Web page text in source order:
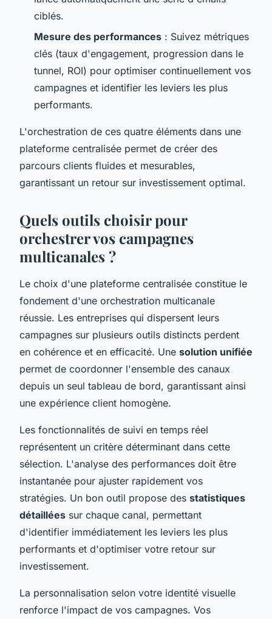
ciblés.
Mesure des performances : Suivez métriques
clés (taux d'engagement, progression dans le
tunnel, ROI) pour optimiser continuellement vos
campagnes et identifier les leviers les plus
performants.
L'orchestration de ces quatre éléments dans une
plateforme centralisée permet de créer des
parcours clients fluides et mesurables,
garantissant un retour sur investissement optimal.
Quels outils choisir pour
orchestrer vos campagnes
multicanales ?
Le choix d'une plateforme centralisée constitue le
fondement d'une orchestration multicanale
réussie. Les entreprises qui dispersent leurs
campagnes sur plusieurs outils distincts perdent
en cohérence et en efficacité. Une solution unifiée
permet de coordonner l'ensemble des canaux
depuis un seul tableau de bord, garantissant ainsi
une expérience client homogène.
Les fonctionnalités de suivi en temps réel
représentent un critère déterminant dans cette
sélection. L'analyse des performances doit être
instantanée pour ajuster rapidement vos
stratégies. Un bon outil propose des statistiques
détaillées sur chaque canal, permettant
d'identifier immédiatement les leviers les plus
performants et d'optimiser votre retour sur
investissement.
La personnalisation selon votre identité visuelle
renforce l'impact de vos campagnes. Vos